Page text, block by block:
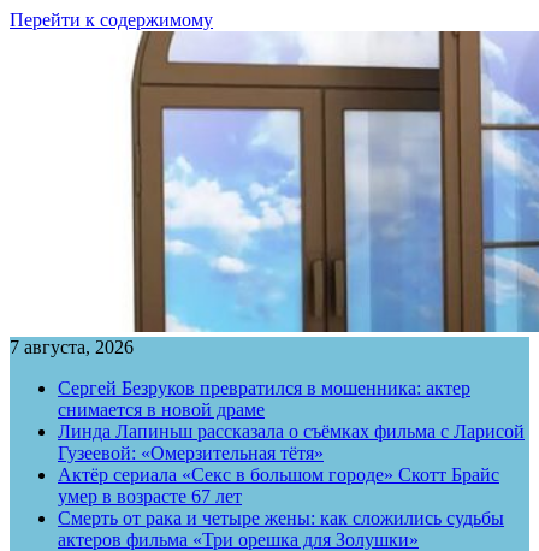
Перейти к содержимому
7 августа, 2026
Сергей Безруков превратился в мошенника: актер
снимается в новой драме
Линда Лапиньш рассказала о съёмках фильма с Ларисой
Гузеевой: «Омерзительная тётя»
Актёр сериала «Секс в большом городе» Скотт Брайс
умер в возрасте 67 лет
Смерть от рака и четыре жены: как сложились судьбы
актеров фильма «Три орешка для Золушки»